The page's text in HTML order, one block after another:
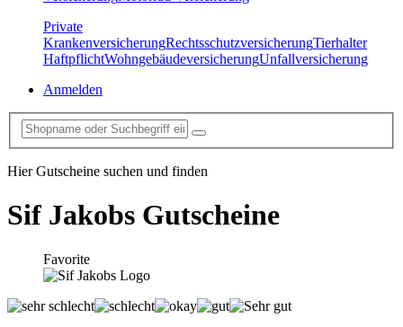
Private
KrankenversicherungRechtsschutzversicherungTierhalter
HaftpflichtWohngebäudeversicherungUnfallversicherung
Anmelden
Hier Gutscheine suchen und finden
Sif Jakobs Gutscheine
Favorite